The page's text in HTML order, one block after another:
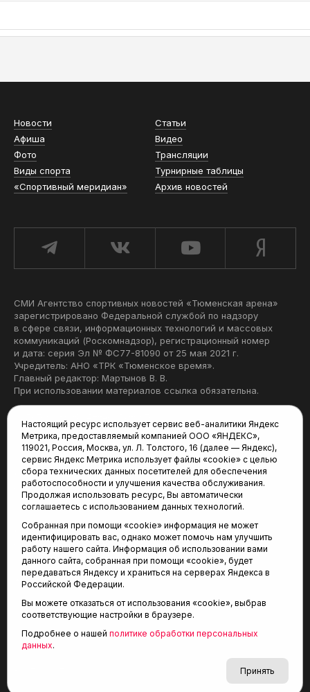
Новости
Статьи
Афиша
Видео
Фото
Трансляции
Виды спорта
Турнирные таблицы
«Спортивный меридиан»
Архив новостей
СМИ Агентство спортивных новостей «Тюменская арена»
зарегистрировано Федеральной службой по надзору
в сфере связи, информационных технологий и массовых
коммуникаций (Роскомнадзор), регистрационный номер
и дата: серия Эл № ФС77-81090 от 25 мая 2021 г.
Учредитель: АНО «ТРК «Тюменское время».
Главный редактор: Мартынов В. В.
При использовании материалов ссылка обязательна.
Редакция:
625035, Тюмень, пр. Геологоразведчиков, 28А
(3452) 68-22-28
tum-arena@mail.ru
Отдел продаж:
(3452) 68-89-78
kotovaev@sibinformburo.ru
© 2001-2026 Агентство спортивных новостей
Настоящий ресурс использует сервис веб-аналитики Яндекс
Метрика, предоставляемый компанией ООО «ЯНДЕКС»,
119021, Россия, Москва, ул. Л. Толстого, 16 (далее — Яндекс),
сервис Яндекс Метрика использует файлы «cookie» с целью
сбора технических данных посетителей для обеспечения
работоспособности и улучшения качества обслуживания.
Продолжая использовать ресурс, Вы автоматически
соглашаетесь с использованием данных технологий.
Собранная при помощи «cookie» информация не может
идентифицировать вас, однако может помочь нам улучшить
работу нашего сайта. Информация об использовании вами
данного сайта, собранная при помощи «cookie», будет
передаваться Яндексу и храниться на серверах Яндекса в
Российской Федерации.
Вы можете отказаться от использования «cookie», выбрав
соответствующие настройки в браузере.
Подробнее о нашей политике обработки персональных
данных.
Принять